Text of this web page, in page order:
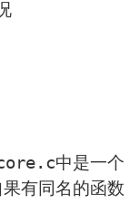
中是一个
有同名的函数